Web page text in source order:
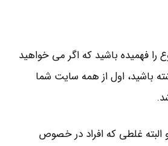
را فهمیده باشید که اگر می خواهید
باشید، اول از همه سایت شما
البته غلطی که افراد در خصوص